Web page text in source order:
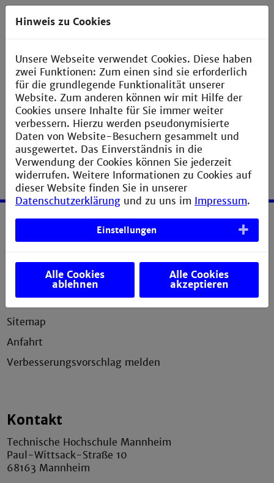
Hinweis:Bitte verwenden Sie für den Zugriff einen
Explorer kommt es zu Zertifikatsfehlern. Diese bitte
mit "Laden dieser Website fortsetzen (nicht
empfohlen)" bestätigen.
Impressum
Erklärung zur Barrierefreiheit
Datenschutzerklärung
Sitemap
Anfahrt
Verbesserungsvorschlag melden
Kontakt
Technische Hochschule Mannheim
Paul-Wittsack-Straße 10
68163 Mannheim
Hinweis zu Cookies
Unsere Webseite verwendet Cookies. Diese haben
zwei Funktionen: Zum einen sind sie erforderlich
für die grundlegende Funktionalität unserer
Website. Zum anderen können wir mit Hilfe der
Cookies unsere Inhalte für Sie immer weiter
verbessern. Hierzu werden pseudonymisierte
Daten von Website-Besuchern gesammelt und
ausgewertet. Das Einverständnis in die
Verwendung der Cookies können Sie jederzeit
widerrufen. Weitere Informationen zu Cookies auf
dieser Website finden Sie in unserer
Datenschutzerklärung und zu uns im Impressum.
Einstellungen
Alle Cookies
ablehnen
Alle Cookies
akzeptieren